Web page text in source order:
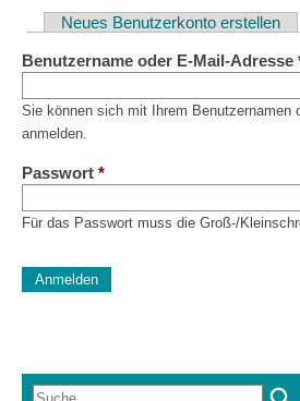
Haupt-
Reiter
Neues Benutzerkonto erstellen
Benutzername oder E-Mail-Adresse
Sie können sich mit Ihrem Benutzernamen
anmelden.
Passwort *
Für das Passwort muss die Groß-/
Diese Sicherheitsfrage überprüft, ob
Suche